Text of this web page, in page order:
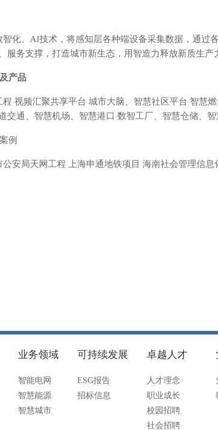
智化、AI技术，将感知层各种端设备采集数据，通过
服务支撑，打造城市新生态，用智造力释放新质生产
产品
程 视频汇聚共享平台 城市大脑、智慧社区平台 智慧
交通、智慧机场、智慧港口 数智工厂、智慧仓储、
例
公安局天网工程 上海申通地铁项目 海南社会管理信
业务领域
智能电网
智慧能源
智慧城市
可持续发展
ESG报告
招标信息
卓越人才
人才理念
职业成长
校园招聘
社会招聘